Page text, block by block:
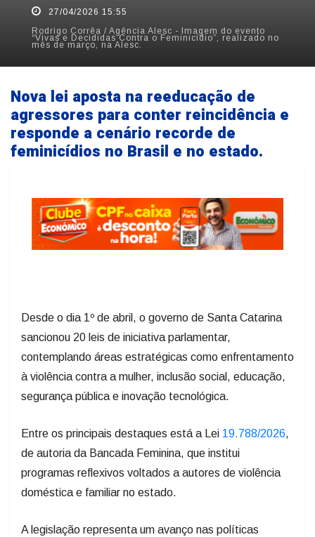
27/04/2026 15:55
Rodrigo Corrêa / Agência Alesc - Imagem do evento
“Vivas e Decididas Contra o Feminicídio”, realizado no
mês de março, na Alesc.
Nova lei aposta na reeducação de
agressores para conter reincidência e
responde a cenário recorde de
feminicídios no Brasil e no estado.
Desde o dia 1º de abril, o governo de Santa Catarina
sancionou 20 leis de iniciativa parlamentar,
contemplando áreas estratégicas como enfrentamento
à violência contra a mulher, inclusão social, educação,
segurança pública e inovação tecnológica.
Entre os principais destaques está a Lei 19.788/2026
de autoria da Bancada Feminina, que institui
programas reflexivos voltados a autores de violência
doméstica e familiar no estado.
A legislação representa um avanço nas políticas